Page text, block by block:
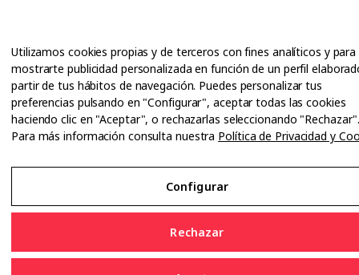
Utilizamos cookies propias y de terceros con fines analíticos y para
mostrarte publicidad personalizada en función de un perfil
partir de tus hábitos de navegación. Puedes personalizar tus
preferencias pulsando en "Configurar", aceptar todas las cookies
haciendo clic en "Aceptar", o rechazarlas seleccionando
Para más información consulta nuestra Política de Privacidad y
Configurar
Rechazar